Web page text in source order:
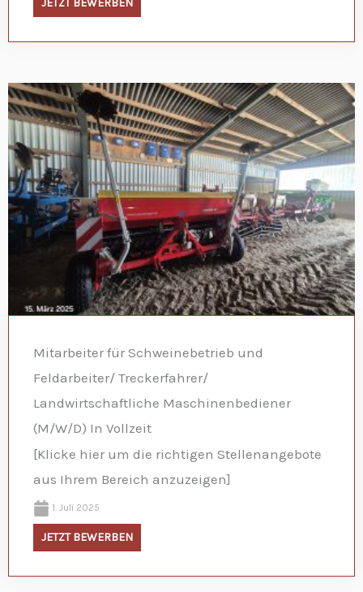
JETZT BEWERBEN
Mitarbeiter für Schweinebetrieb und
Feldarbeiter/ Treckerfahrer/
Landwirtschaftliche Maschinenbediener
(M/W/D) In Vollzeit
[Klicke hier um die richtigen Stellenangebote
aus Ihrem Bereich anzuzeigen]
1. Juli 2025
JETZT BEWERBEN